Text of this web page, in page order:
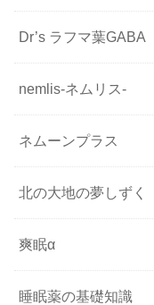
Dr’s ラフマ葉GABA
nemlis-ネムリス-
ネムーンプラス
北の大地の夢しずく
爽眠α
睡眠薬の基礎知識